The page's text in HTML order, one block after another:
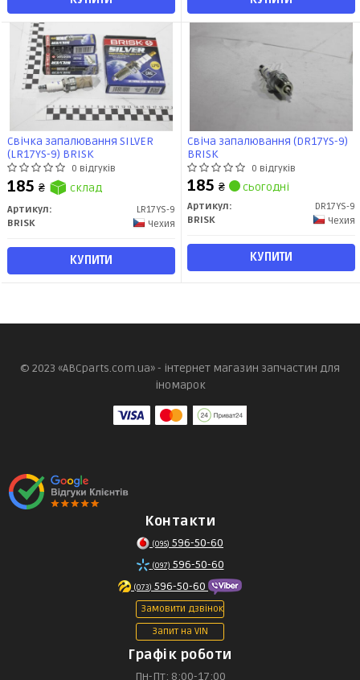
Свічка запалювання SILVER
(LR17YS-9) BRISK
0 відгуків
185 ₴ склад
Артикул:
LR17YS-9
BRISK
Чехия
КУПИТИ
Свіча запалювання (DR17YS-9)
BRISK
0 відгуків
185 ₴ сьогодні
Артикул:
DR17YS-9
BRISK
Чехия
КУПИТИ
© 2023 «ABCparts.com.ua» - інтернет магазин запчастин для
іномарок
Контакти
(095) 596-50-60
(097) 596-50-60
(073) 596-50-60
Замовити дзвінок
Запит на VIN
Графік роботи
Пн-Пт: 8:00-17:00